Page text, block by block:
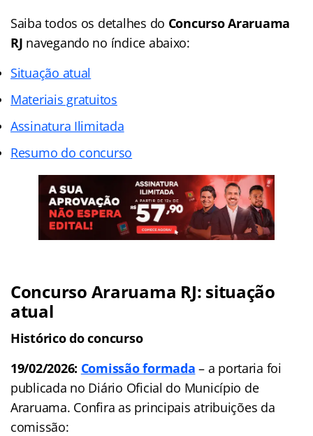
Saiba todos os detalhes do Concurso Araruama
RJ navegando no índice abaixo:
Situação atual
Materiais gratuitos
Assinatura Ilimitada
Resumo do concurso
Concurso Araruama RJ: situação
atual
Histórico do concurso
19/02/2026: Comissão formada – a portaria foi
publicada no Diário Oficial do Município de
Araruama. Confira as principais atribuições da
comissão: